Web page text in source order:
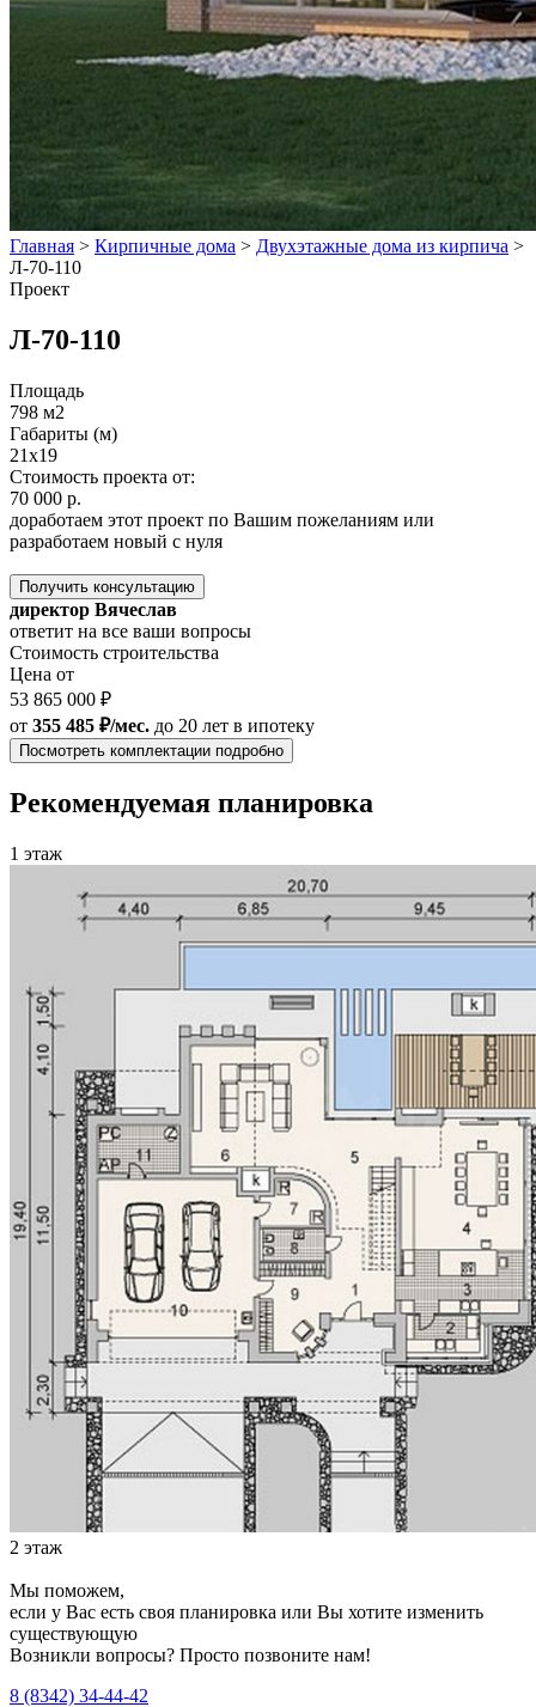
Главная > Кирпичные дома > Двухэтажные дома из кирпича >
Л-70-110
Проект
Л-70-110
Площадь
798 м2
Габариты (м)
21x19
Стоимость проекта от:
70 000 р.
доработаем этот проект по Вашим пожеланиям или
разработаем новый с нуля
Получить консультацию
директор Вячеслав
ответит на все ваши вопросы
Стоимость строительства
Цена от
53 865 000 ₽
от 355 485 ₽/мес. до 20 лет в ипотеку
Посмотреть комплектации подробно
Рекомендуемая планировка
1 этаж
2 этаж
Мы поможем,
если у Вас есть своя планировка или Вы хотите изменить
существующую
Возникли вопросы? Просто позвоните нам!
8 (8342) 34-44-42